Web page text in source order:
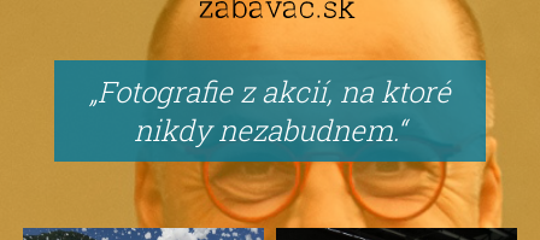
Fotografie z akcií, na ktoré
nikdy nezabudnem.